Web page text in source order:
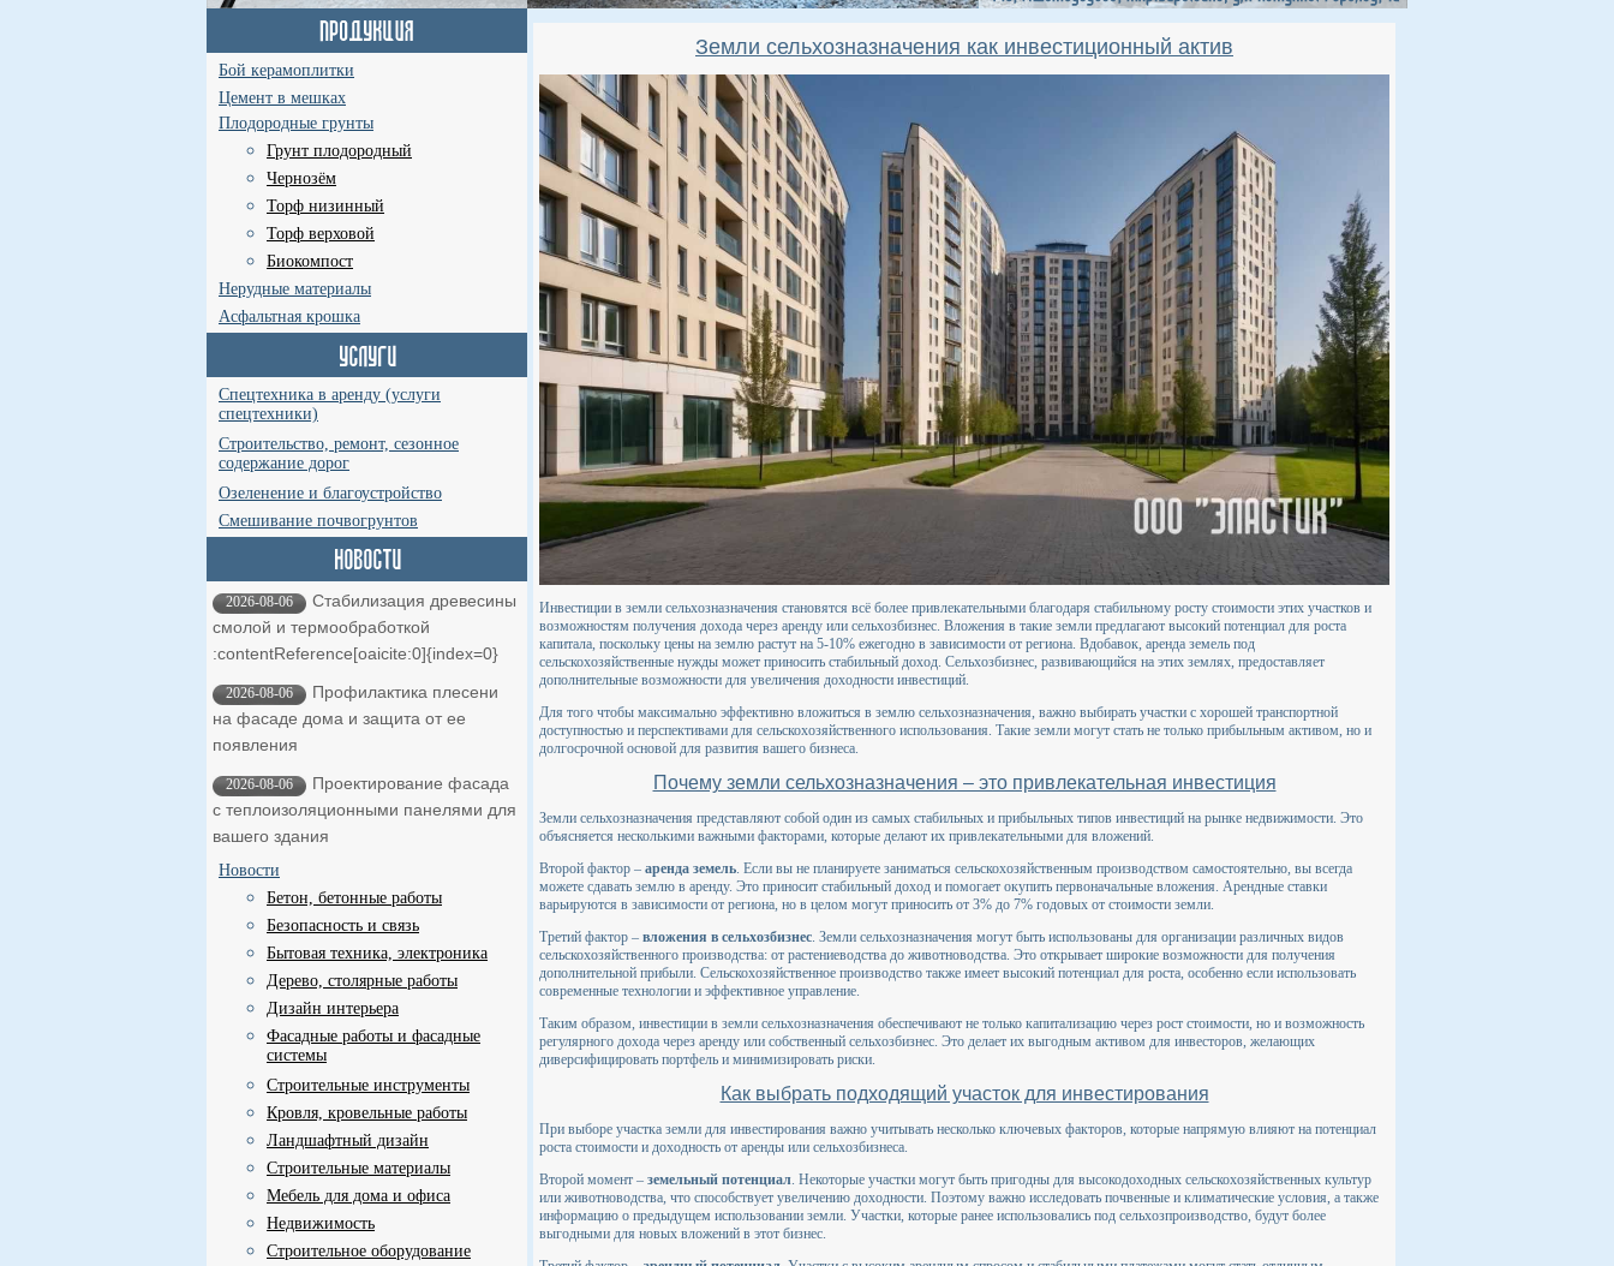
Бой керамоплитки
Цемент в мешках
Плодородные грунты
Грунт плодородный
Чернозём
Торф низинный
Торф верховой
Биокомпост
Нерудные материалы
Асфальтная крошка
Спецтехника в аренду (услуги
спецтехники)
Строительство, ремонт, сезонное
содержание дорог
Озеленение и благоустройство
Смешивание почвогрунтов
2026-08-06
Стабилизация древесины
смолой и термообработкой ​
:contentReference[oaicite:0]{index=0}
2026-08-06
Профилактика плесени
на фасаде дома и защита от ее
появления
2026-08-06
Проектирование фасада
с теплоизоляционными панелями для
вашего здания
Новости
Бетон, бетонные работы
Безопасность и связь
Бытовая техника, электроника
Дерево, столярные работы
Дизайн интерьера
Фасадные работы и фасадные
системы
Строительные инструменты
Кровля, кровельные работы
Ландшафтный дизайн
Строительные материалы
Мебель для дома и офиса
Недвижимость
Строительное оборудование
Земли сельхозназначения как инвестиционный актив
Инвестиции в земли сельхозназначения становятся всё более привлекательными благодаря стабильному росту стоимости этих участков и
возможностям получения дохода через аренду или сельхозбизнес. Вложения в такие земли предлагают высокий потенциал для роста
капитала, поскольку цены на землю растут на 5-10% ежегодно в зависимости от региона. Вдобавок, аренда земель под
сельскохозяйственные нужды может приносить стабильный доход. Сельхозбизнес, развивающийся на этих землях, предоставляет
дополнительные возможности для увеличения доходности инвестиций.
Для того чтобы максимально эффективно вложиться в землю сельхозназначения, важно выбирать участки с хорошей транспортной
доступностью и перспективами для сельскохозяйственного использования. Такие земли могут стать не только прибыльным активом, но и
долгосрочной основой для развития вашего бизнеса.
Почему земли сельхозназначения – это привлекательная инвестиция
Земли сельхозназначения представляют собой один из самых стабильных и прибыльных типов инвестиций на рынке недвижимости. Это
объясняется несколькими важными факторами, которые делают их привлекательными для вложений.
Второй фактор – аренда земель. Если вы не планируете заниматься сельскохозяйственным производством самостоятельно, вы всегда
можете сдавать землю в аренду. Это приносит стабильный доход и помогает окупить первоначальные вложения. Арендные ставки
варьируются в зависимости от региона, но в целом могут приносить от 3% до 7% годовых от стоимости земли.
Третий фактор – вложения в сельхозбизнес. Земли сельхозназначения могут быть использованы для организации различных видов
сельскохозяйственного производства: от растениеводства до животноводства. Это открывает широкие возможности для получения
дополнительной прибыли. Сельскохозяйственное производство также имеет высокий потенциал для роста, особенно если использовать
современные технологии и эффективное управление.
Таким образом, инвестиции в земли сельхозназначения обеспечивают не только капитализацию через рост стоимости, но и возможность
регулярного дохода через аренду или собственный сельхозбизнес. Это делает их выгодным активом для инвесторов, желающих
диверсифицировать портфель и минимизировать риски.
Как выбрать подходящий участок для инвестирования
При выборе участка земли для инвестирования важно учитывать несколько ключевых факторов, которые напрямую влияют на потенциал
роста стоимости и доходность от аренды или сельхозбизнеса.
Второй момент – земельный потенциал. Некоторые участки могут быть пригодны для высокодоходных сельскохозяйственных культур
или животноводства, что способствует увеличению доходности. Поэтому важно исследовать почвенные и климатические условия, а также
информацию о предыдущем использовании земли. Участки, которые ранее использовались под сельхозпроизводство, будут более
выгодными для новых вложений в этот бизнес.